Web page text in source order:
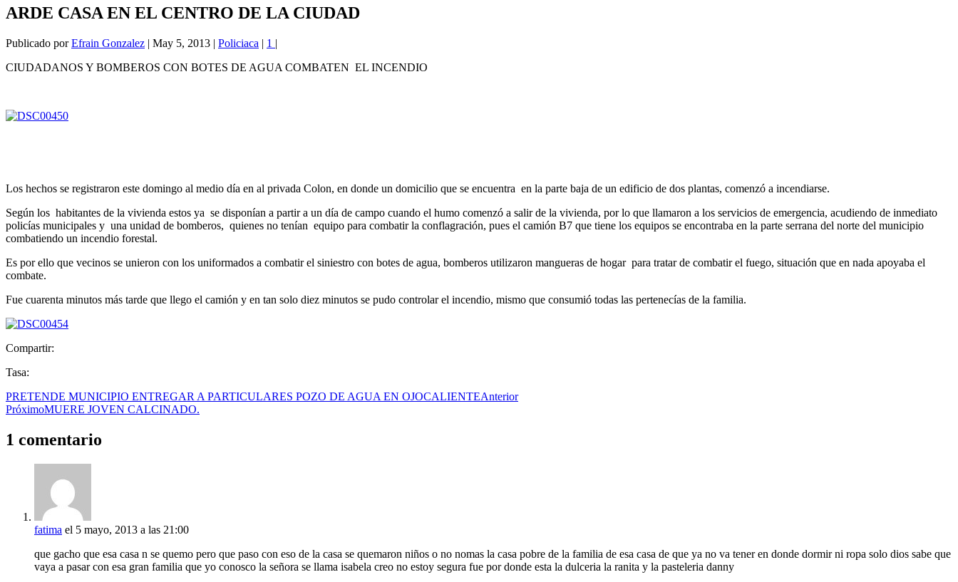
ARDE CASA EN EL CENTRO DE LA CIUDAD
Publicado porEfrain Gonzalez | May 5, 2013 | Policiaca | 1 |
CIUDADANOS Y BOMBEROS CON BOTES DE AGUA COMBATEN EL INCENDIO
Los hechos se registraron este domingo al medio día en al privada Colon, en donde un domicilio que se encuentra en la parte baja de un edificio de dos plantas, comenzó a incendiarse.
Según los habitantes de la vivienda estos ya se disponían a partir a un día de campo cuando el humo comenzó a salir de la vivienda, por lo que llamaron a los servicios de emergencia, acudiendo de inmediato
policías municipales y una unidad de bomberos, quienes no tenían equipo para combatir la conflagración, pues el camión B7 que tiene los equipos se encontraba en la parte serrana del norte del municipio
combatiendo un incendio forestal.
Es por ello que vecinos se unieron con los uniformados a combatir el siniestro con botes de agua, bomberos utilizaron mangueras de hogar para tratar de combatir el fuego, situación que en nada apoyaba el
combate.
Fue cuarenta minutos más tarde que llego el camión y en tan solo diez minutos se pudo controlar el incendio, mismo que consumió todas las pertenecías de la familia.
Compartir:
Tasa:
PRETENDE MUNICIPIO ENTREGAR A PARTICULARES POZO DE AGUA EN OJOCALIENTEAnterior
PróximoMUERE JOVEN CALCINADO.
1 comentario
fatima el 5 mayo, 2013 a las 21:00
que gacho que esa casa n se quemo pero que paso con eso de la casa se quemaron niños o no nomas la casa pobre de la familia de esa casa de que ya no va tener en donde dormir ni ropa solo dios sabe que
vaya a pasar con esa gran familia que yo conosco la señora se llama isabela creo no estoy segura fue por donde esta la dulceria la ranita y la pasteleria danny